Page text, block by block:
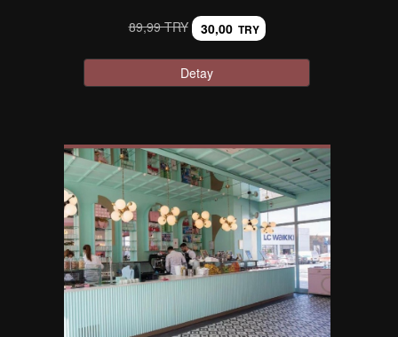
89,99 TRY 30,00 TRY
Detay